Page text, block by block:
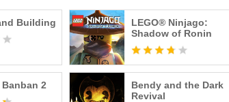
Building
LEGO® Ninjago:
Shadow of Ronin
2
Bendy and the Dark
Revival